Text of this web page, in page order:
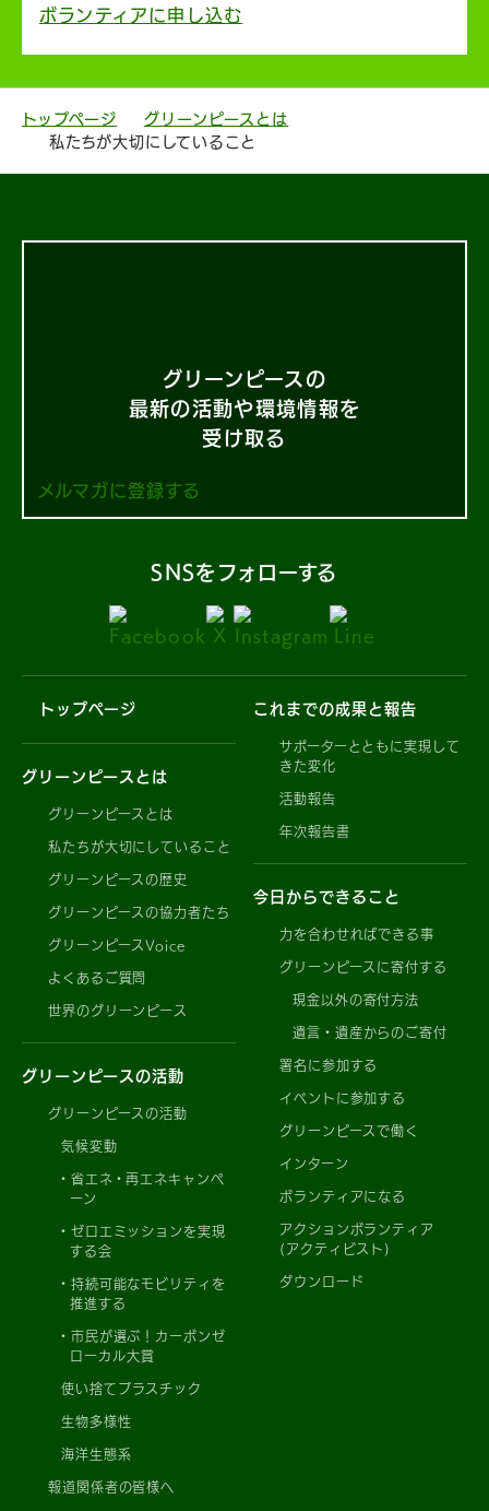
ボランティアに申し込む
トップページ
グリーンピースとは
私たちが大切にしていること
グリーンピースの
最新の活動や環境情報を
受け取る
メルマガに登録する
SNSをフォローする
トップページ
グリーンピースとは
グリーンピースとは
私たちが大切にしていること
グリーンピースの歴史
グリーンピースの協力者たち
グリーンピースVoice
よくあるご質問
世界のグリーンピース
グリーンピースの活動
グリーンピースの活動
気候変動
省エネ・再エネキャンペ
ーン
ゼロエミッションを実現
する会
持続可能なモビリティを
推進する
市民が選ぶ！カーボンゼ
ローカル大賞
使い捨てプラスチック
生物多様性
海洋生態系
報道関係者の皆様へ
これまでの成果と報告
サポーターとともに実現して
きた変化
活動報告
年次報告書
今日からできること
力を合わせればできる事
グリーンピースに寄付する
現金以外の寄付方法
遺言・遺産からのご寄付
署名に参加する
イベントに参加する
グリーンピースで働く
インターン
ボランティアになる
アクションボランティア
(アクティビスト)
ダウンロード